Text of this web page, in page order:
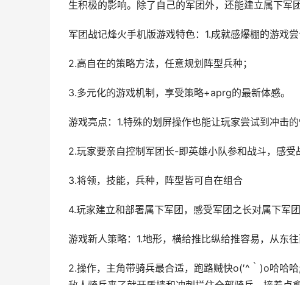
生积极的影响。除了自己的军团外，还能建立属下军
军团战记烽火手机版游戏特色：1.成就感爆棚的游戏尝
2.高自在的策略方法，任意规划阵型兵种；
3.多元化的游戏机制，享受策略+aprg的最新体感。
游戏亮点：1.特殊的划屏操作也能让玩家尝试到冲击的
2.玩家要亲自控制军团长-即英雄小队参和战斗，感受
3.将领，技能，兵种，阵型皆可自在组合
4.玩家建立和部署属下军团，感受军团之长对属下军
游戏新人策略：1.地形，横给推比纵给推容易，从东
2.操作，主角带骑兵最合适，跑路贼快o(′^｀)o哈哈